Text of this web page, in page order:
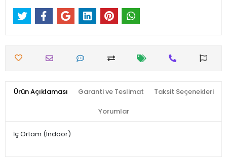
Ürün Açıklaması Garanti ve Teslimat Taksit Seçenekleri
Yorumlar
İç Ortam (Indoor)